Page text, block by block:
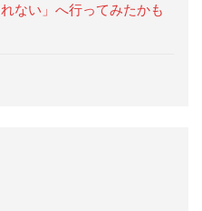
ない」へ行ってみたかも